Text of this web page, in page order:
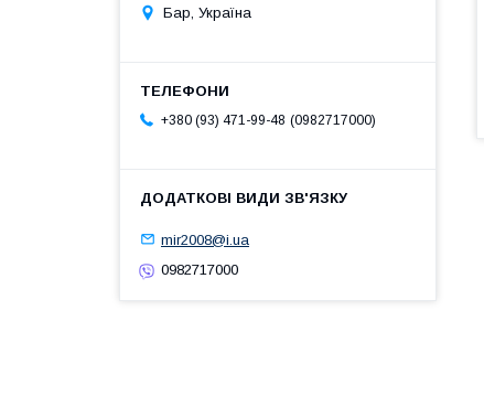
Бар, Україна
+380 (93) 471-99-48 0982717000
mir2008@i.ua
0982717000